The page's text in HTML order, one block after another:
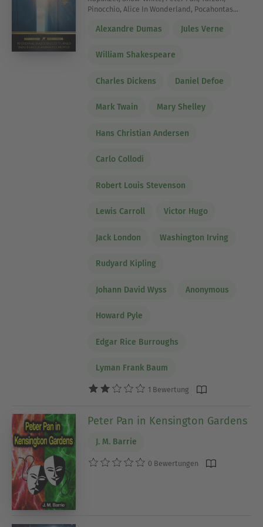
Pinocchio, Alice In Wonderland, Pocahontas...
Alexandre Dumas Jules Verne
William Shakespeare
Charles Dickens Daniel Defoe
Mark Twain Mary Shelley
Hans Christian Andersen
Carlo Collodi
Robert Louis Stevenson
Lewis Carroll Victor Hugo
Jack London Washington Irving
Rudyard Kipling
Johann David Wyss Anonymous
Howard Pyle
Edgar Rice Burroughs
Lyman Frank Baum
1 Bewertung
Peter Pan in Kensington Gardens
J. M. Barrie
0 Bewertungen